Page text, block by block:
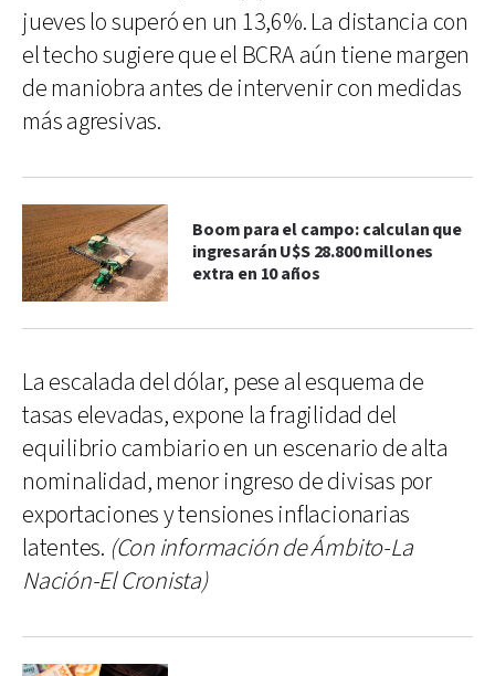
jueves lo superó en un 13,6%. La distancia con
el techo sugiere que el BCRA aún tiene margen
de maniobra antes de intervenir con medidas
más agresivas.
Boom para el campo: calculan que
ingresarán U$S 28.800 millones
extra en 10 años
La escalada del dólar, pese al esquema de
tasas elevadas, expone la fragilidad del
equilibrio cambiario en un escenario de alta
nominalidad, menor ingreso de divisas por
exportaciones y tensiones inflacionarias
latentes. (Con información de Ámbito-La
Nación-El Cronista)